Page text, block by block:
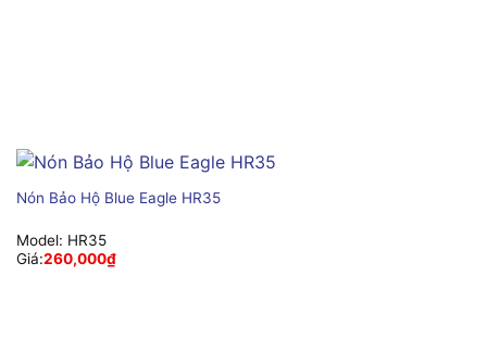
Nón Bảo Hộ Blue Eagle HR35
Model: HR35
Giá:260,000₫